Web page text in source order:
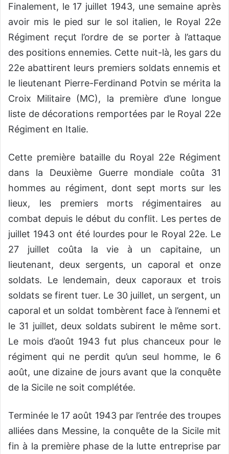
Finalement, le 17 juillet 1943, une semaine après
avoir mis le pied sur le sol italien, le Royal 22e
Régiment reçut l’ordre de se porter à l’attaque
des positions ennemies. Cette nuit-là, les gars du
22e abattirent leurs premiers soldats ennemis et
le lieutenant Pierre-Ferdinand Potvin se mérita la
Croix Militaire (MC), la première d’une longue
liste de décorations remportées par le Royal 22e
Régiment en Italie.
Cette première bataille du Royal 22e Régiment
dans la Deuxième Guerre mondiale coûta 31
hommes au régiment, dont sept morts sur les
lieux, les premiers morts régimentaires au
combat depuis le début du conflit. Les pertes de
juillet 1943 ont été lourdes pour le Royal 22e. Le
27 juillet coûta la vie à un capitaine, un
lieutenant, deux sergents, un caporal et onze
soldats. Le lendemain, deux caporaux et trois
soldats se firent tuer. Le 30 juillet, un sergent, un
caporal et un soldat tombèrent face à l’ennemi et
le 31 juillet, deux soldats subirent le même sort.
Le mois d’août 1943 fut plus chanceux pour le
régiment qui ne perdit qu’un seul homme, le 6
août, une dizaine de jours avant que la conquête
de la Sicile ne soit complétée.
Terminée le 17 août 1943 par l’entrée des troupes
alliées dans Messine, la conquête de la Sicile mit
fin à la première phase de la lutte entreprise par